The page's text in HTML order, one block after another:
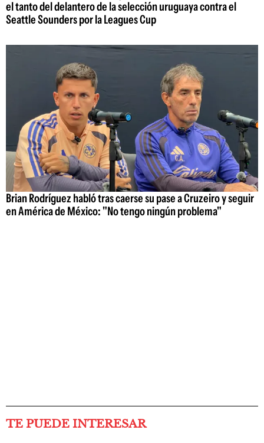
el tanto del delantero de la selección uruguaya contra el
Seattle Sounders por la Leagues Cup
Brian Rodríguez habló tras caerse su pase a Cruzeiro y seguir
en América de México: "No tengo ningún problema"
TE PUEDE INTERESAR